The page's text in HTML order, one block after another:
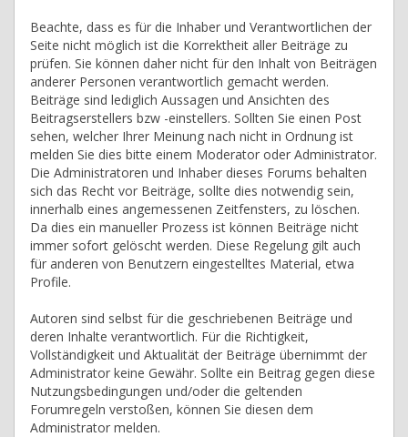
Beachte, dass es für die Inhaber und Verantwortlichen der
Seite nicht möglich ist die Korrektheit aller Beiträge zu
prüfen. Sie können daher nicht für den Inhalt von Beiträgen
anderer Personen verantwortlich gemacht werden.
Beiträge sind lediglich Aussagen und Ansichten des
Beitragserstellers bzw -einstellers. Sollten Sie einen Post
sehen, welcher Ihrer Meinung nach nicht in Ordnung ist
melden Sie dies bitte einem Moderator oder Administrator.
Die Administratoren und Inhaber dieses Forums behalten
sich das Recht vor Beiträge, sollte dies notwendig sein,
innerhalb eines angemessenen Zeitfensters, zu löschen.
Da dies ein manueller Prozess ist können Beiträge nicht
immer sofort gelöscht werden. Diese Regelung gilt auch
für anderen von Benutzern eingestelltes Material, etwa
Profile.
Autoren sind selbst für die geschriebenen Beiträge und
deren Inhalte verantwortlich. Für die Richtigkeit,
Vollständigkeit und Aktualität der Beiträge übernimmt der
Administrator keine Gewähr. Sollte ein Beitrag gegen diese
Nutzungsbedingungen und/oder die geltenden
Forumregeln verstoßen, können Sie diesen dem
Administrator melden.